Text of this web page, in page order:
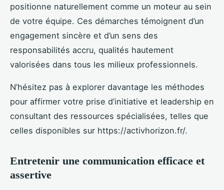
positionne naturellement comme un moteur au sein
de votre équipe. Ces démarches témoignent d’un
engagement sincère et d’un sens des
responsabilités accru, qualités hautement
valorisées dans tous les milieux professionnels.
N’hésitez pas à explorer davantage les méthodes
pour affirmer votre prise d’initiative et leadership en
consultant des ressources spécialisées, telles que
celles disponibles sur https://activhorizon.fr/.
Entretenir une communication efficace et
assertive